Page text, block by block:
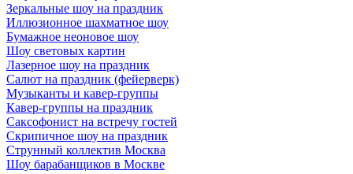
Зеркальные шоу на праздник
Иллюзионное шахматное шоу
Бумажное неоновое шоу
Шоу световых картин
Лазерное шоу на праздник
Салют на праздник (фейерверк)
Музыканты и кавер-группы
Кавер-группы на праздник
Саксофонист на встречу гостей
Скрипичное шоу на праздник
Струнный коллектив Москва
Шоу барабанщиков в Москве